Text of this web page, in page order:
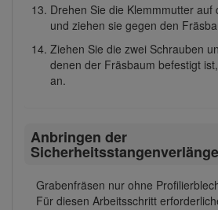
Drehen Sie die Klemmmutter auf
und ziehen sie gegen den
Ziehen Sie die zwei Schrauben
denen der Fräsbaum befestigt
an.
Anbringen der
Grabenfräsen nur ohne
Für diesen Arbeitsschritt